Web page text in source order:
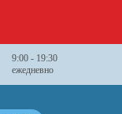
9:00 - 19:30
ежедневно